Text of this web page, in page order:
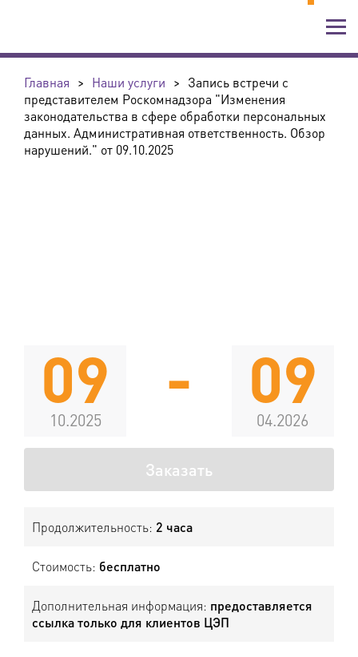
Главная > Наши услуги > Запись встречи с
представителем Роскомнадзора "Изменения
законодательства в сфере обработки персональных
данных. Административная ответственность. Обзор
нарушений." от 09.10.2025
09
10.2025
- 09
04.2026
Заказать
Продолжительность: 2 часа
Стоимость: бесплатно
Дополнительная информация: предоставляется
ссылка только для клиентов ЦЭП